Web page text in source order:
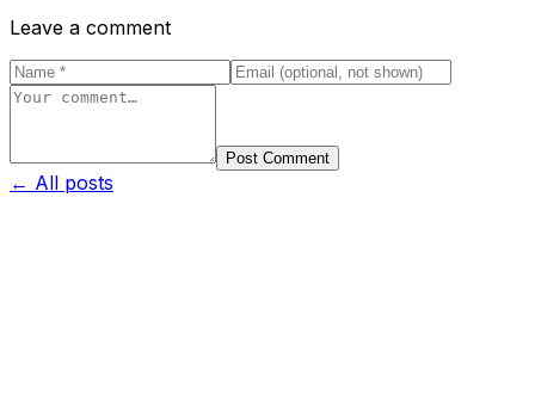
Leave a comment
Post Comment
← All posts